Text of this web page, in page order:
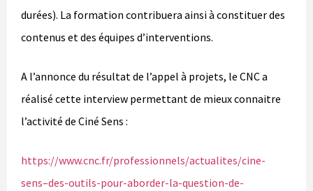
durées). La formation contribuera ainsi à constituer des
contenus et des équipes d’interventions.
A l’annonce du résultat de l’appel à projets, le CNC a
réalisé cette interview permettant de mieux connaitre
l’activité de Ciné Sens :
https://www.cnc.fr/professionnels/actualites/cine-
sens–des-outils-pour-aborder-la-question-de-